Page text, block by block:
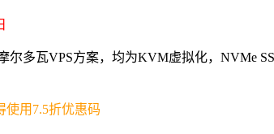
尔多瓦VPS方案，均为KVM虚拟化，NVMe
使用7.5折优惠码